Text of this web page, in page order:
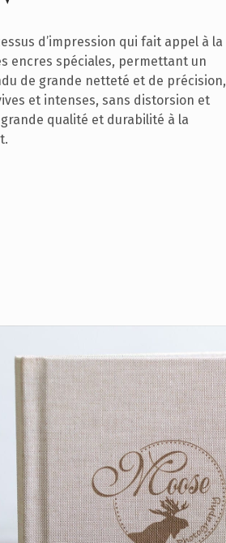
d’impression qui fait appel à la
encres spéciales, permettant un
de grande netteté et de précision,
et intenses, sans distorsion et
qualité et durabilité à la